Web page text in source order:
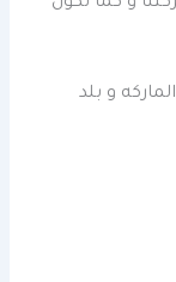
و كما تكون
و بلد